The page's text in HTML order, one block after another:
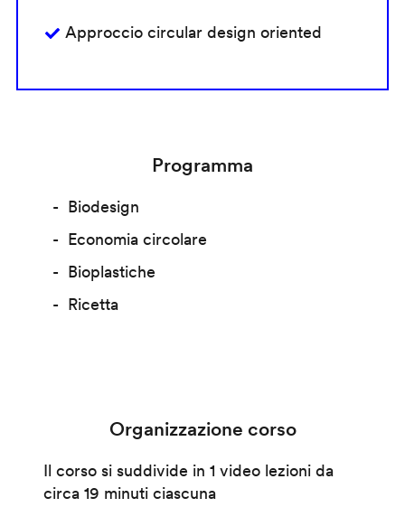
Approccio circular design oriented
Programma
Biodesign
Economia circolare
Bioplastiche
Ricetta
Organizzazione corso
Il corso si suddivide in 1 video lezioni da
circa 19 minuti ciascuna